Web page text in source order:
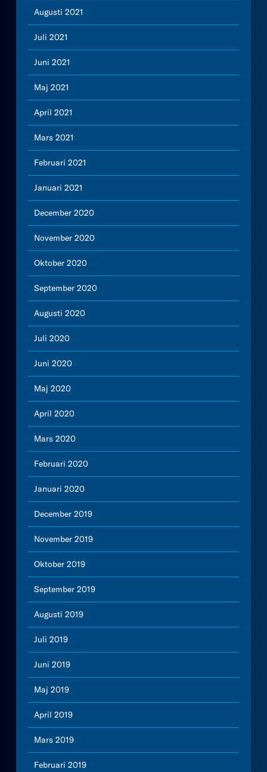
Augusti 2021
Juli 2021
Juni 2021
Maj 2021
April 2021
Mars 2021
Februari 2021
Januari 2021
December 2020
November 2020
Oktober 2020
September 2020
Augusti 2020
Juli 2020
Juni 2020
Maj 2020
April 2020
Mars 2020
Februari 2020
Januari 2020
December 2019
November 2019
Oktober 2019
September 2019
Augusti 2019
Juli 2019
Juni 2019
Maj 2019
April 2019
Mars 2019
Februari 2019